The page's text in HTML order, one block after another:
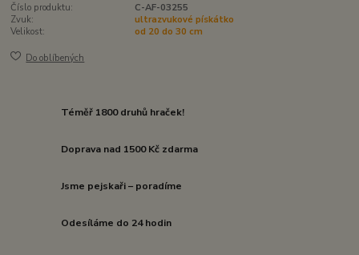
Číslo produktu:
C-AF-03255
Zvuk:
ultrazvukové pískátko
Velikost:
od 20 do 30 cm
Do oblíbených
Téměř 1800 druhů hraček!
Doprava nad 1500 Kč zdarma
Jsme pejskaři – poradíme
Odesíláme do 24 hodin